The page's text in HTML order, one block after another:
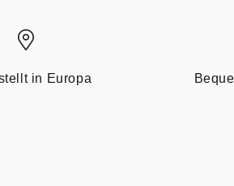
in Europa